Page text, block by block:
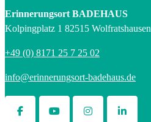
Erinnerungsort BADEHAUS
Kolpingplatz 1 82515 Wolfratshausen
+49 (0) 8171 25 7 25 02
info@erinnerungsort-badehaus.de